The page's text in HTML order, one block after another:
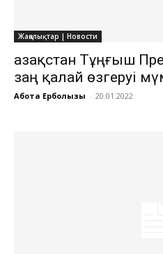
Жаңалықтар | Новости
Қазақстан Тұңғыш
заң қалай өзгеруі
Ақбота Ерболқызы - 20.01.2022